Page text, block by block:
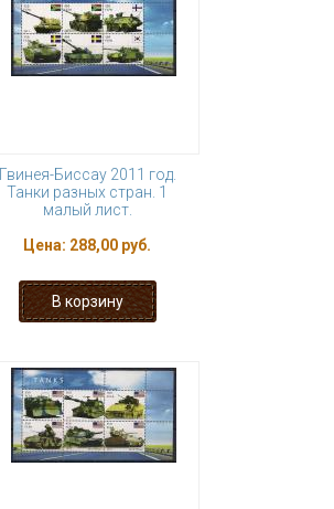
Гвинея-Биссау 2011 год.
Танки разных стран. 1
малый лист.
Цена: 288,00 руб.